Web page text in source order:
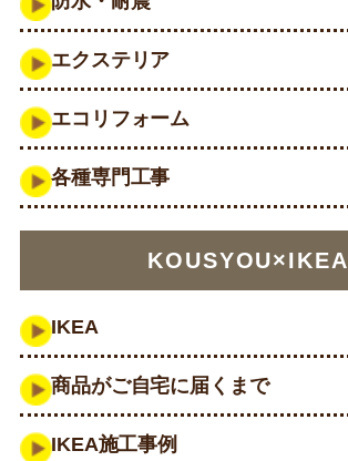
エクステリア
エコリフォーム
各種専門工事
KOUSYOU×IKEA
IKEA
商品がご自宅に届くまで
IKEA施工事例